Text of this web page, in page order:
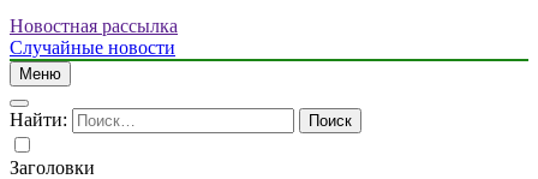
Новостная рассылка
Случайные новости
Меню
Найти:
Заголовки